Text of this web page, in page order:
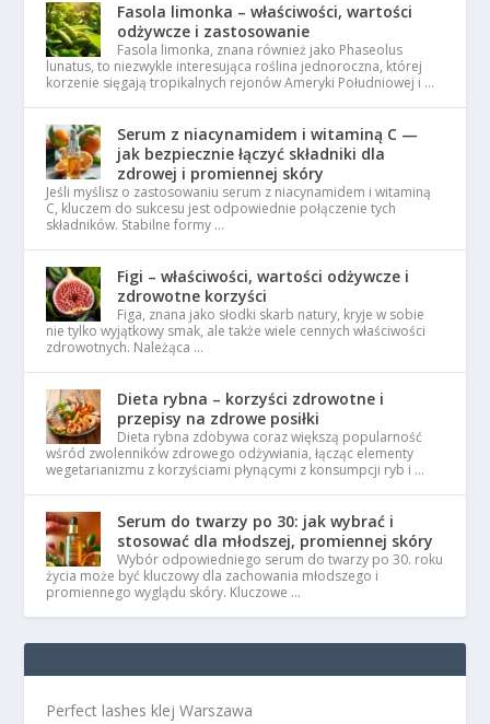
Fasola limonka – właściwości, wartości
odżywcze i zastosowanie
Fasola limonka, znana również jako Phaseolus
lunatus, to niezwykle interesująca roślina jednoroczna, której
korzenie sięgają tropikalnych rejonów Ameryki Południowej i …
Serum z niacynamidem i witaminą C —
jak bezpiecznie łączyć składniki dla
zdrowej i promiennej skóry
Jeśli myślisz o zastosowaniu serum z niacynamidem i witaminą
C, kluczem do sukcesu jest odpowiednie połączenie tych
składników. Stabilne formy …
Figi – właściwości, wartości odżywcze i
zdrowotne korzyści
Figa, znana jako słodki skarb natury, kryje w sobie
nie tylko wyjątkowy smak, ale także wiele cennych właściwości
zdrowotnych. Należąca …
Dieta rybna – korzyści zdrowotne i
przepisy na zdrowe posiłki
Dieta rybna zdobywa coraz większą popularność
wśród zwolenników zdrowego odżywiania, łącząc elementy
wegetarianizmu z korzyściami płynącymi z konsumpcji ryb i …
Serum do twarzy po 30: jak wybrać i
stosować dla młodszej, promiennej skóry
Wybór odpowiedniego serum do twarzy po 30. roku
życia może być kluczowy dla zachowania młodszego i
promiennego wyglądu skóry. Kluczowe …
Perfect lashes klej Warszawa